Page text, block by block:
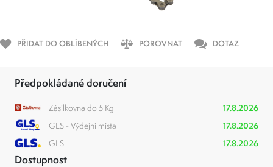
PŘIDAT DO OBLÍBENÝCH POROVNAT DOTAZ
Předpokládané doručení
Zásilkovna do 5 Kg
17.8.2026
GLS - Výdejní místa
17.8.2026
GLS
17.8.2026
Dostupnost